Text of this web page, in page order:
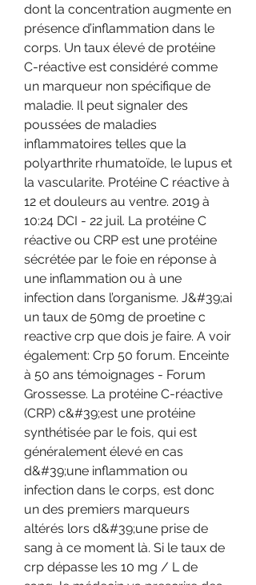
dont la concentration augmente en
présence d’inflammation dans le
corps. Un taux élevé de protéine
C-réactive est considéré comme
un marqueur non spécifique de
maladie. Il peut signaler des
poussées de maladies
inflammatoires telles que la
polyarthrite rhumatoïde, le lupus et
la vascularite. Protéine C réactive à
12 et douleurs au ventre. 2019 à
10:24 DCI - 22 juil. La protéine C
réactive ou CRP est une protéine
sécrétée par le foie en réponse à
une inflammation ou à une
infection dans l’organisme. J&#39;ai
un taux de 50mg de proetine c
reactive crp que dois je faire. A voir
également: Crp 50 forum. Enceinte
à 50 ans témoignages - Forum
Grossesse. La protéine C-réactive
(CRP) c&#39;est une protéine
synthétisée par le fois, qui est
généralement élevé en cas
d&#39;une inflammation ou
infection dans le corps, est donc
un des premiers marqueurs
altérés lors d&#39;une prise de
sang à ce moment là. Si le taux de
crp dépasse les 10 mg / L de